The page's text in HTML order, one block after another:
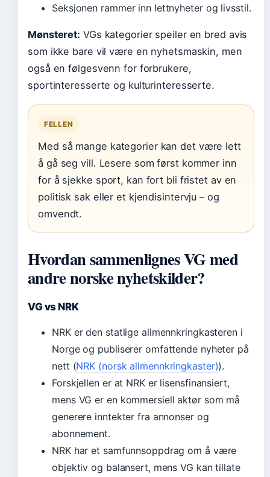
Seksjonen rammer inn lettnyheter og livsstil.
Mønsteret: VGs kategorier speiler en bred avis
som ikke bare vil være en nyhetsmaskin, men
også en følgesvenn for forbrukere,
sportinteresserte og kulturinteresserte.
FELLEN
Med så mange kategorier kan det være lett
å gå seg vill. Lesere som først kommer inn
for å sjekke sport, kan fort bli fristet av en
politisk sak eller et kjendisintervju – og
omvendt.
Hvordan sammenlignes VG med
andre norske nyhetskilder?
VG vs NRK
NRK er den statlige allmennkringkasteren i
Norge og publiserer omfattende nyheter på
nett (NRK (norsk allmennkringkaster)).
Forskjellen er at NRK er lisensfinansiert,
mens VG er en kommersiell aktør som må
generere inntekter fra annonser og
abonnement.
NRK har et samfunnsoppdrag om å være
objektiv og balansert, mens VG kan tillate